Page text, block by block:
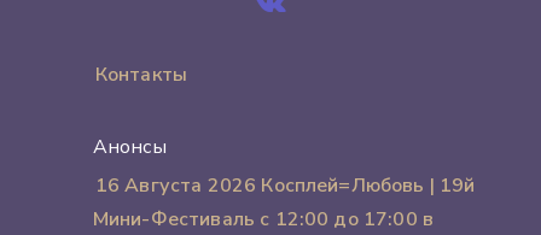
Контакты
Анонсы
16 Августа 2026 Косплей=Любовь | 19й
Мини-Фестиваль с 12:00 до 17:00 в